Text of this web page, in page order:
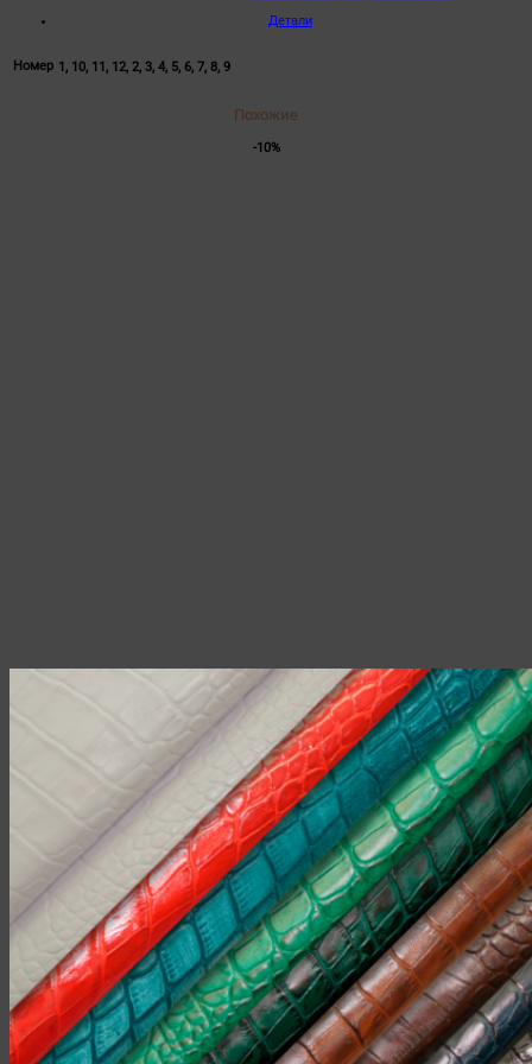
Детали
Номер 1, 10, 11, 12, 2, 3, 4, 5, 6, 7, 8, 9
Похожие
-10%